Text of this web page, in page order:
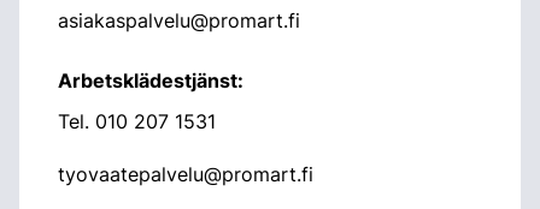
asiakaspalvelu@promart.fi
Arbetsklädestjänst:
Tel. 010 207 1531
tyovaatepalvelu@promart.fi